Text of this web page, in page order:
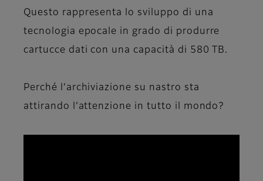
Questo rappresenta lo sviluppo di una
tecnologia epocale in grado di produrre
cartucce dati con una capacità di 580 TB.
Perché l’archiviazione su nastro sta
attirando l’attenzione in tutto il mondo?